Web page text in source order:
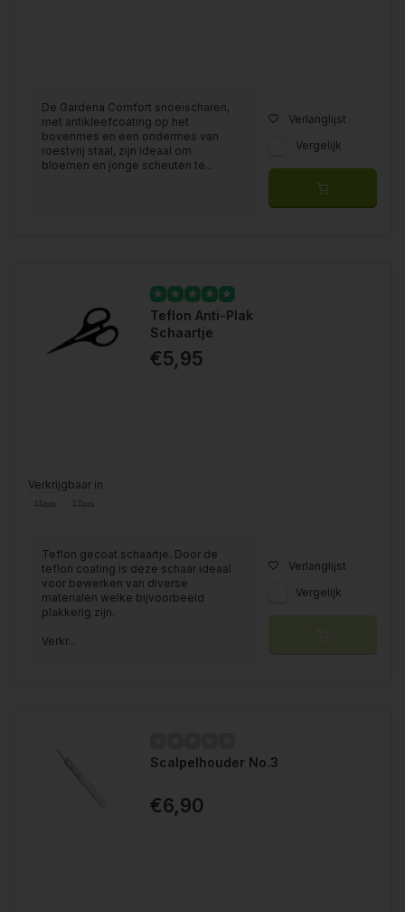
De Gardena Comfort snoeischaren,
met antikleefcoating op het
bovenmes en een ondermes van
roestvrij staal, zijn ideaal om
bloemen en jonge scheuten te...
Verlanglijst
Vergelijk
Teflon Anti-Plak
Schaartje
€5,95
Verkrijgbaar in
Teflon gecoat schaartje. Door de
teflon coating is deze schaar ideaal
voor bewerken van diverse
materialen welke bijvoorbeeld
plakkerig zijn.
Verkr...
Verlanglijst
Vergelijk
Scalpelhouder No.3
€6,90